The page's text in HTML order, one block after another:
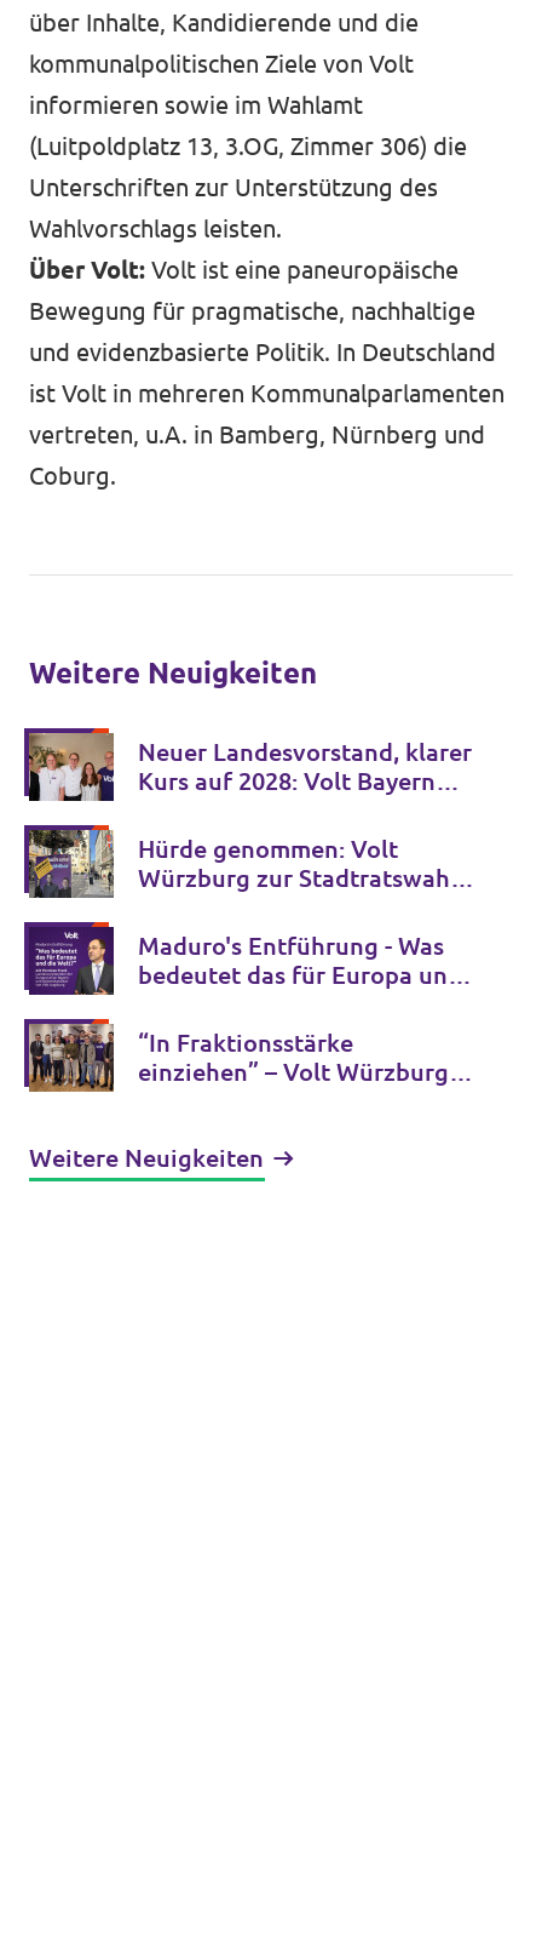
über Inhalte, Kandidierende und die
kommunalpolitischen Ziele von Volt
informieren sowie im Wahlamt
(Luitpoldplatz 13, 3.OG, Zimmer 306) die
Unterschriften zur Unterstützung des
Wahlvorschlags leisten.
Über Volt: Volt ist eine paneuropäische
Bewegung für pragmatische, nachhaltige
und evidenzbasierte Politik. In Deutschland
ist Volt in mehreren Kommunalparlamenten
vertreten, u.A. in Bamberg, Nürnberg und
Coburg.
Weitere Neuigkeiten
Neuer Landesvorstand, klarer
Kurs auf 2028: Volt Bayern
Landesparteitag in Bamberg
für die Zukunft auf
Hürde genommen: Volt
Würzburg zur Stadtratswahl
Maduro's Entführung - Was
bedeutet das für Europa und
“In Fraktionsstärke
einziehen” – Volt Würzburg
Weitere Neuigkeiten